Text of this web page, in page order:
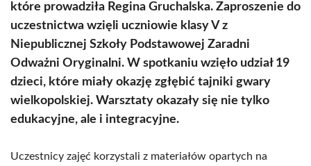
które prowadziła Regina Gruchalska. Zaproszenie do
uczestnictwa wzięli uczniowie klasy V z
Niepublicznej Szkoły Podstawowej Zaradni
Odważni Oryginalni. W spotkaniu wzięło udział 19
dzieci, które miały okazję zgłębić tajniki gwary
wielkopolskiej. Warsztaty okazały się nie tylko
edukacyjne, ale i integracyjne.
Uczestnicy zajęć korzystali z materiałów opartych na